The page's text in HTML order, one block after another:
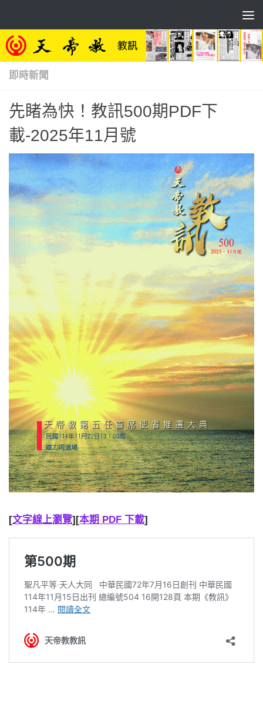
即時新聞
先睹為快！教訊500期PDF下
載-2025年11月號
[文字線上瀏覽][本期 PDF 下載]